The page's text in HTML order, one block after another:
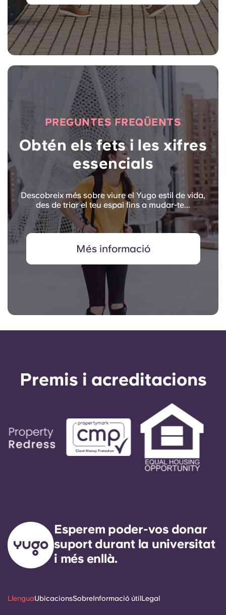
PREGUNTES FREQÜENTS
Obtén els fets i les xifres
essencials
Descobreix més sobre viure el Yugo estil de vida,
des de triar el teu espai fins a mudar-te...
Més informació
Premis i acreditacions
Esperem poder-vos donar
suport durant la universitat
i més enllà.
LlenguaUbicacionsSobreInformació útilLegal